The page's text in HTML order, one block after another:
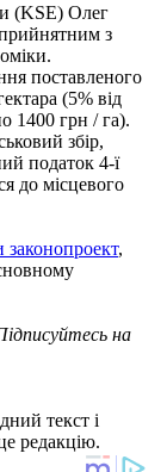
(KSE) Олег
з
поставленого
(5% від
1400 грн / га).
збір,
податок 4-ї
до місцевого
законопроект,
на
текст і
редакцію.